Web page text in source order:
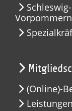
Vorpommern
(Online)-
Leistungen